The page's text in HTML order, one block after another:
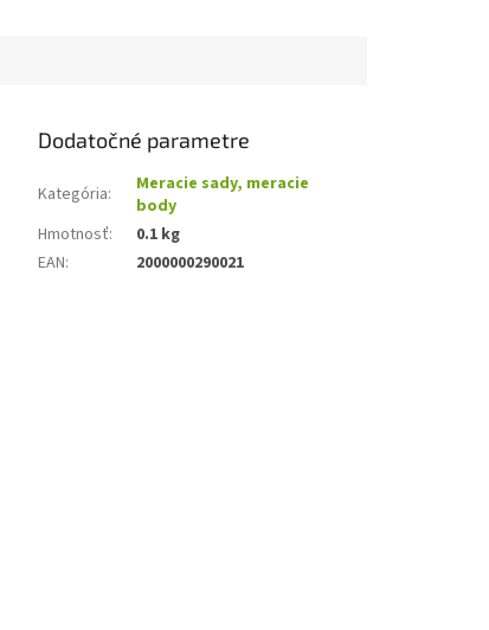
Dodatočné parametre
Kategória:
Meracie sady, meracie
body
Hmotnosť:
0.1 kg
EAN: 2000000290021